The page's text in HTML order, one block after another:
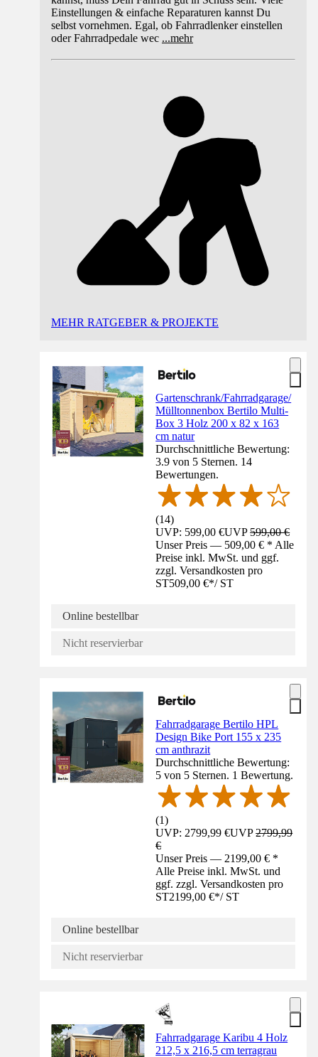
Einstellungen & einfache Reparaturen kannst Du
selbst vornehmen. Egal, ob Fahrradlenker einstellen
oder Fahrradpedale wec ...mehr
MEHR RATGEBER & PROJEKTE
Gartenschrank/Fahrradgarage/
Mülltonnenbox Bertilo Multi-
Box 3 Holz 200 x 82 x 163
cm natur
Durchschnittliche Bewertung:
3.9 von 5 Sternen. 14
Bewertungen.
(14)
UVP: 599,00 €UVP599,00 €
Unser Preis — 509,00 € * Alle
Preise inkl. MwSt. und ggf.
zzgl. Versandkosten pro
ST509,00 €*/ ST
Online bestellbar
Nicht reservierbar
Fahrradgarage Bertilo HPL
Design Bike Port 155 x 235
cm anthrazit
Durchschnittliche Bewertung:
5 von 5 Sternen. 1 Bewertung.
(1)
UVP: 2799,99 €UVP2799,99
€
Unser Preis — 2199,00 € *
Alle Preise inkl. MwSt. und
ggf. zzgl. Versandkosten pro
ST2199,00 €*/ ST
Online bestellbar
Nicht reservierbar
Fahrradgarage Karibu 4 Holz
212,5 x 216,5 cm terragrau